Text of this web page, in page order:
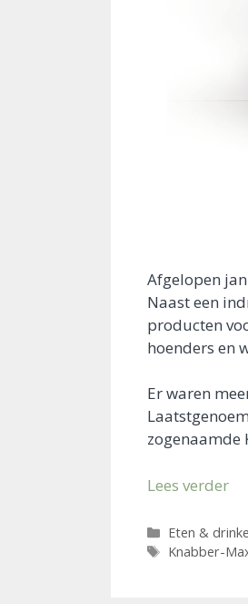
Afgelopen
Naast een
producten
hoenders en
Er waren
zogenaamde
Lees verder
Categorieën
Eten &
Tags
Knabber-